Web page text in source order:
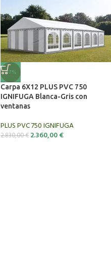
-17%
Carpa 6X12 PLUS PVC 750
IGNIFUGA Blanca-Gris con
ventanas
PLUS PVC 750 IGNIFUGA
2.830,00€ 2.360,00€